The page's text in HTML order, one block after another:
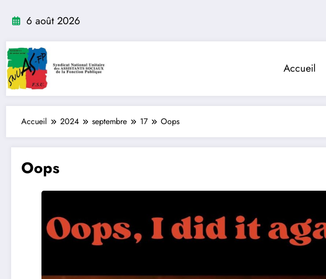
6 août 2026
Accueil
Accueil 2024 septembre 17 Oops
Oops